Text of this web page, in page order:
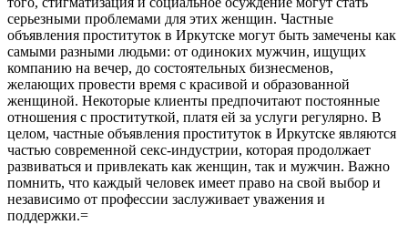
серьезными проблемами для этих женщин. Частные
объявления проституток в Иркутске могут быть замечены как
самыми разными людьми: от одиноких мужчин, ищущих
компанию на вечер, до состоятельных бизнесменов,
желающих провести время с красивой и образованной
женщиной. Некоторые клиенты предпочитают постоянные
отношения с проституткой, платя ей за услуги регулярно. В
целом, частные объявления проституток в Иркутске являются
частью современной секс-индустрии, которая продолжает
развиваться и привлекать как женщин, так и мужчин. Важно
помнить, что каждый человек имеет право на свой выбор и
независимо от профессии заслуживает уважения и
поддержки.=